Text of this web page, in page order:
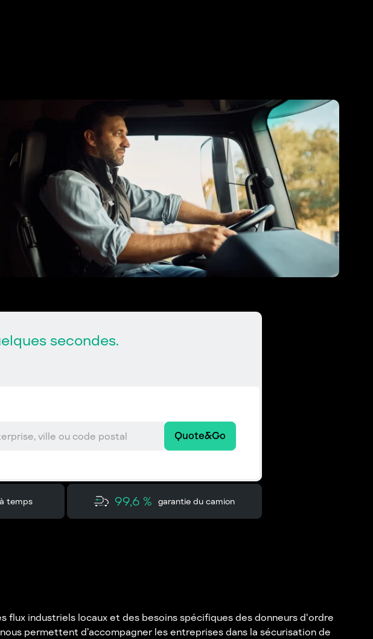
secondes.
Quote&Go
temps 99,6 % garantie du camion
industriels locaux et des besoins spécifiques des donneurs d'ordre
permettent d’accompagner les entreprises dans la sécurisation de